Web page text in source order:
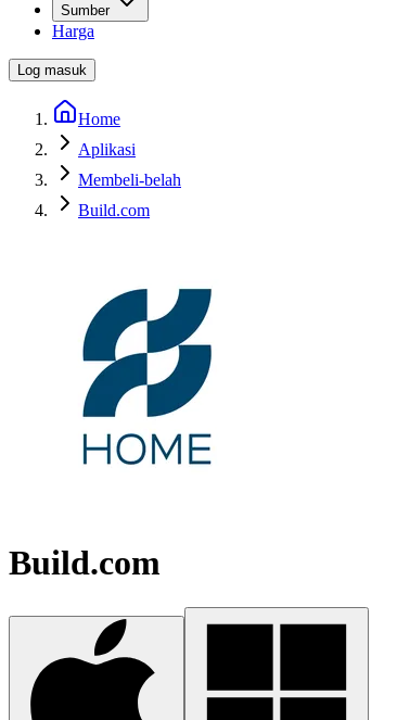
Sumber
Harga
Log masuk
Home
Aplikasi
Membeli-belah
Build.com
Build.com